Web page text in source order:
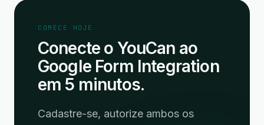
COMECE HOJE
Conecte o YouCan ao
Google Form Integration
em 5 minutos.
Cadastre-se, autorize ambos os